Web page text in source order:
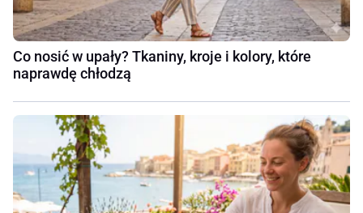
Co nosić w upały? Tkaniny, kroje i kolory, które
naprawdę chłodzą